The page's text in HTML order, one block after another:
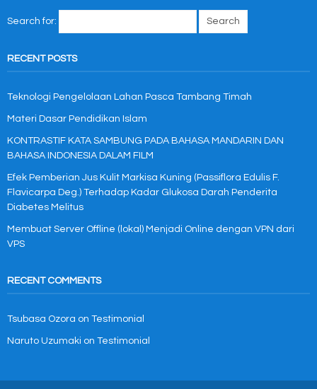
Search for:
RECENT POSTS
Teknologi Pengelolaan Lahan Pasca Tambang Timah
Materi Dasar Pendidikan Islam
KONTRASTIF KATA SAMBUNG PADA BAHASA MANDARIN DAN
BAHASA INDONESIA DALAM FILM
Efek Pemberian Jus Kulit Markisa Kuning (Passiflora Edulis F.
Flavicarpa Deg.) Terhadap Kadar Glukosa Darah Penderita
Diabetes Melitus
Membuat Server Offline (lokal) Menjadi Online dengan VPN dari
VPS
RECENT COMMENTS
Tsubasa Ozora on Testimonial
Naruto Uzumaki on Testimonial